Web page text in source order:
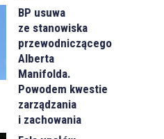
BP usuwa
ze stanowiska
przewodniczącego
Alberta
Manifolda.
Powodem kwestie
zarządzania
i zachowania